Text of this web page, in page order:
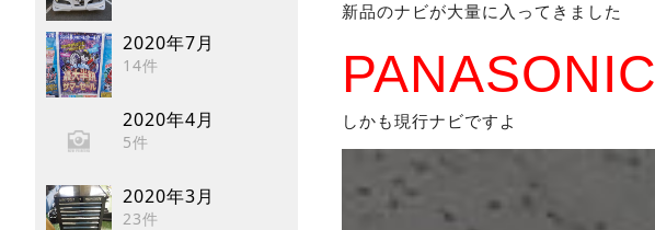
2020年7月
14件
2020年4月
5件
2020年3月
23件
新品のナビが大量に入ってきました
しかも現行ナビですよ